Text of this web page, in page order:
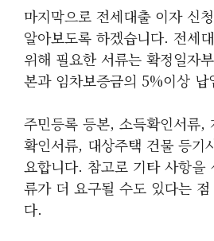
마지막으로 전세대출 이자 신
알아보도록 하겠습니다. 전세
위해 필요한 서류는 확정일자
본과 임차보증금의 5%이상 납
주민등록 등본, 소득확인서류,
확인서류, 대상주택 건물 등기
요합니다. 참고로 기타 사항을
류가 더 요구될 수도 있다는
다.